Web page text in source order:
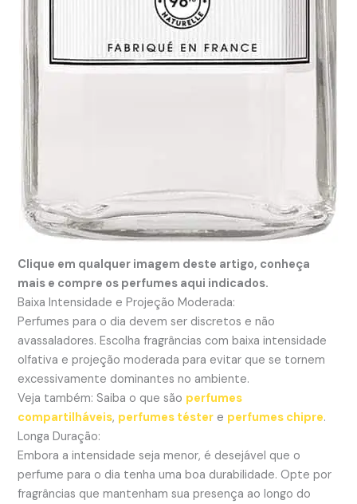
Clique em qualquer imagem deste artigo, conheça
mais e compre os perfumes aqui indicados.
Baixa Intensidade e Projeção Moderada:
Perfumes para o dia devem ser discretos e não
avassaladores. Escolha fragrâncias com baixa intensidade
olfativa e projeção moderada para evitar que se tornem
excessivamente dominantes no ambiente.
Veja também: Saiba o que são perfumes
compartilháveis, perfumes téster e perfumes chipre.
Longa Duração:
Embora a intensidade seja menor, é desejável que o
perfume para o dia tenha uma boa durabilidade. Opte por
fragrâncias que mantenham sua presença ao longo do